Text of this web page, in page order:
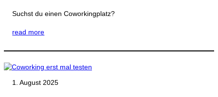
Suchst du einen Coworkingplatz?
read more
1. August 2025